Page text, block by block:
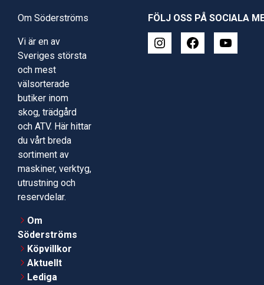
Om Söderströms
Vi är en av
Sveriges största
och mest
välsorterade
butiker inom
skog, trädgård
och ATV. Här hittar
du vårt breda
sortiment av
maskiner, verktyg,
utrustning och
reservdelar.
Om
Söderströms
Köpvillkor
Aktuellt
Lediga
FÖLJ OSS PÅ SOCIALA